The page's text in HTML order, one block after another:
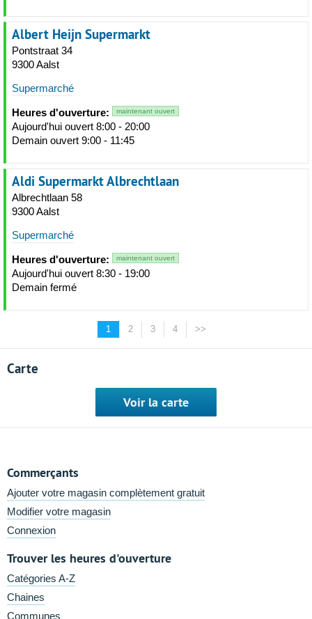
Albert Heijn Supermarkt
Pontstraat 34
9300 Aalst
Supermarché
Heures d'ouverture: maintenant ouvert
Aujourd'hui ouvert 8:00 - 20:00
Demain ouvert 9:00 - 11:45
Aldi Supermarkt Albrechtlaan
Albrechtlaan 58
9300 Aalst
Supermarché
Heures d'ouverture: maintenant ouvert
Aujourd'hui ouvert 8:30 - 19:00
Demain fermé
1 2 3 4 >>
Carte
Voir la carte
Commerçants
Ajouter votre magasin complètement gratuit
Modifier votre magasin
Connexion
Trouver les heures d'ouverture
Catégories A-Z
Chaines
Communes